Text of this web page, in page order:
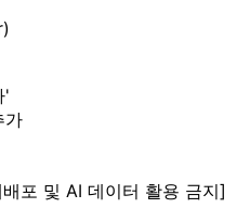
'
가
포 및 AI 데이터 활용 금지]